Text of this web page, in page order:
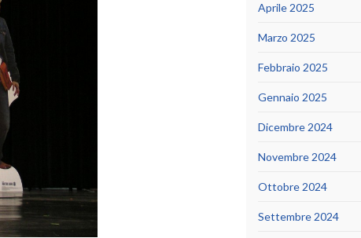
Aprile 2025
Marzo 2025
Febbraio 2025
Gennaio 2025
Dicembre 2024
Novembre 2024
Ottobre 2024
Settembre 2024